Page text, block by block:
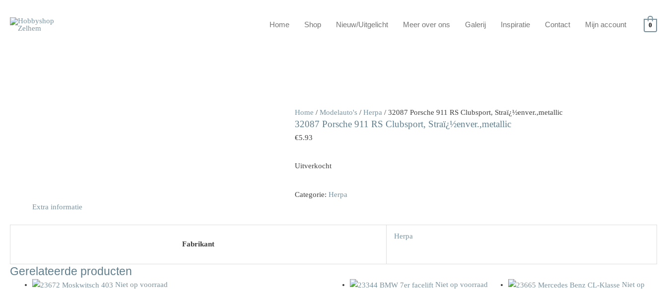
naar
inhoud
Home Shop Nieuw/Uitgelicht Meer over ons Galerij Inspiratie Contact Mijn account 0
Home / Modelauto's/ Herpa / 32087 Porsche 911 RS Clubsport, Straï¿½enver.,metallic
32087 Porsche 911 RS Clubsport, Straï¿½enver.,metallic
€5.93
Uitverkocht
Categorie: Herpa
Extra informatie
Fabrikant
Herpa
Gerelateerde producten
Niet op voorraad
Niet op voorraad
Niet op